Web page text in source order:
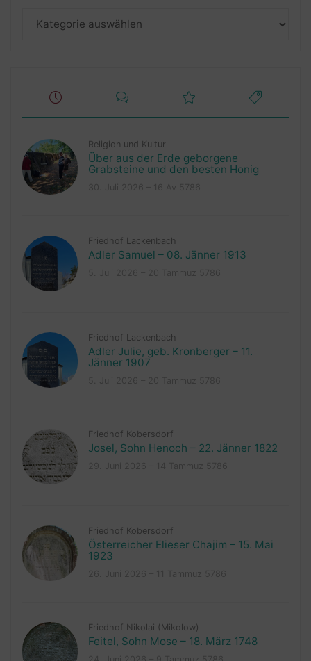
Kategorien
Religion und Kultur
Über aus der Erde geborgene
Grabsteine und den besten Honig
Friedhof Lackenbach
Adler Samuel – 08. Jänner 1913
Friedhof Lackenbach
Adler Julie, geb. Kronberger – 11.
Jänner 1907
Friedhof Kobersdorf
Josel, Sohn Henoch – 22. Jänner 1822
Friedhof Kobersdorf
Österreicher Elieser Chajim – 15. Mai
1923
Friedhof Nikolai (Mikolow)
Feitel, Sohn Mose – 18. März 1748